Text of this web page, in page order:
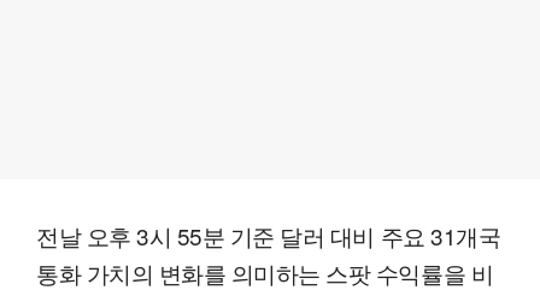
전날 오후 3시 55분 기준 달러 대비 주요 31개국
통화 가치의 변화를 의미하는 스팟 수익률을 비